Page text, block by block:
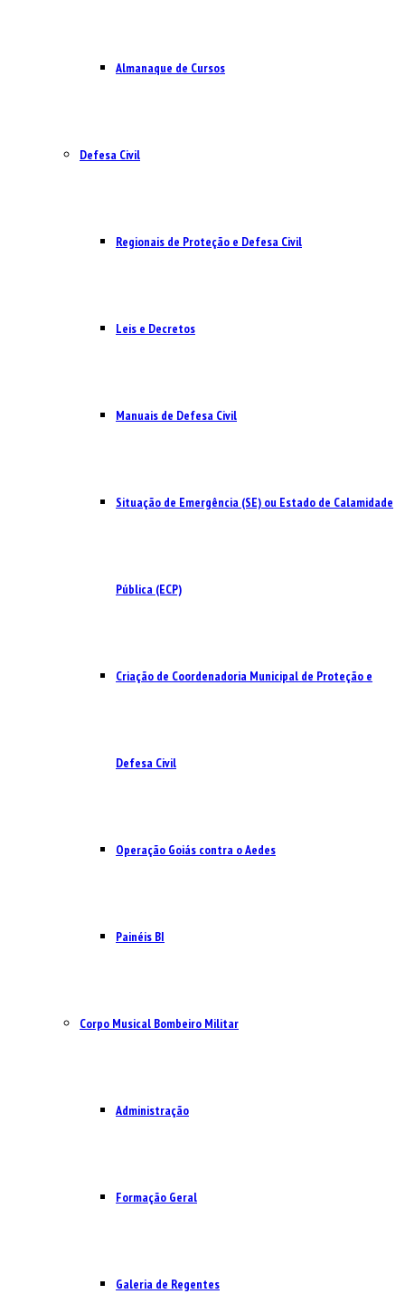
Almanaque de Cursos
Defesa Civil
Regionais de Proteção e Defesa Civil
Leis e Decretos
Manuais de Defesa Civil
Situação de Emergência (SE) ou Estado de Calamidade
Pública (ECP)
Criação de Coordenadoria Municipal de Proteção e
Defesa Civil
Operação Goiás contra o Aedes
Painéis BI
Corpo Musical Bombeiro Militar
Administração
Formação Geral
Galeria de Regentes